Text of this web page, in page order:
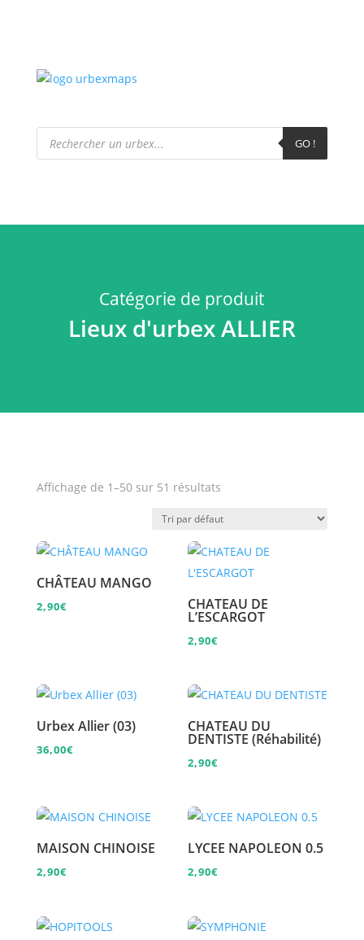
Recherche
produits
GO !
Catégorie de produit
Lieux d'urbex ALLIER
Affichage de 1–50 sur 51 résultats
CHÂTEAU MANGO
2,90€ CHATEAU DE
L’ESCARGOT
2,90€
Urbex Allier (03)
36,00€
CHATEAU DU
DENTISTE (Réhabilité)
2,90€
MAISON CHINOISE
2,90€
LYCEE NAPOLEON 0.5
2,90€